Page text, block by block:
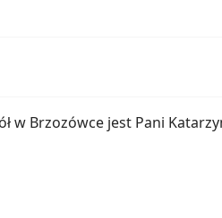
w Brzozówce jest Pani